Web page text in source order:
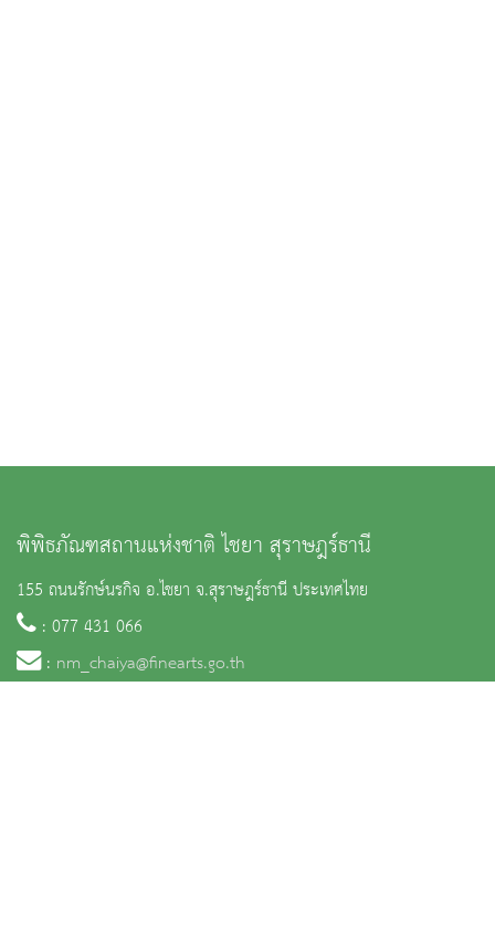
พิพิธภัณฑสถานแห่งชาติ ไชยา สุราษฎร์ธานี
155 ถนนรักษ์นรกิจ อ.ไชยา จ.สุราษฎร์ธานี ประเทศไทย
: 077 431 066
: nm_chaiya@finearts.go.th